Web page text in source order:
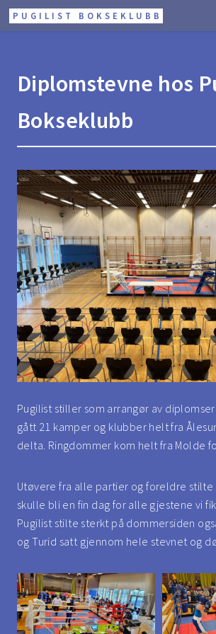
PUGILIST BOKSEKLUBB
Diplomstevne hos
Bokseklubb
Pugilist stiller som arrangør av
gått 21 kamper og klubber helt fra
delta. Ringdommer kom helt fra Molde
Utøvere fra alle partier og foreldre
skulle bli en fin dag for alle gjestene vi
Pugilist stilte sterkt på dommersiden
og Turid satt gjennom hele stevnet og